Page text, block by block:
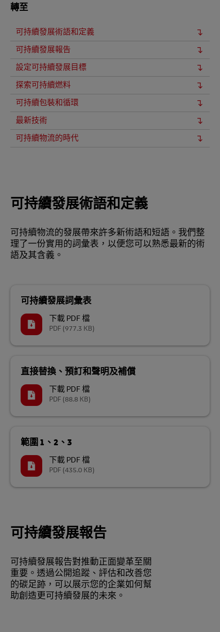
轉至
可持續發展術語和定義
可持續發展報告
設定可持續發展目標
探索可持續燃料
可持續包裝和循環
最新技術
可持續物流的時代
可持續發展術語和定義
可持續物流的發展帶來許多新術語和短語。我們整
理了一份實用的詞彙表，以便您可以熟悉最新的術
語及其含義。
可持續發展詞彙表
下載 PDF 檔
PDF (977.3 KB)
直接替換、預訂和聲明及補償
下載 PDF 檔
PDF (88.8 KB)
範圍 1、2、3
下載 PDF 檔
PDF (435.0 KB)
可持續發展報告
可持續發展報告對推動正面變革至關
重要。透過公開追蹤、評估和改善您
的碳足跡，可以展示您的企業如何幫
助創造更可持續發展的未來。